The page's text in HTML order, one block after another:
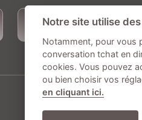
TARIFS DE
CETTE FORMATION
Notre site utilise
Notamment, pour vous
conversation tchat en
cookies. Vous pouvez
ou bien choisir vos
en cliquant ici.